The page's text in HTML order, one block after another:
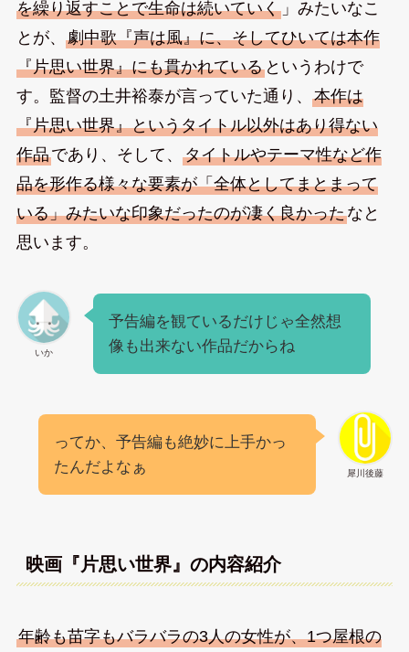
を繰り返すことで生命は続いていく」みたいなこ
とが、 劇中歌『声は風』に、そしてひいては本作
『片思い世界』にも貫かれているというわけで
す。監督の土井裕泰が言っていた通り、 本作は
『片思い世界』というタイトル以外はあり得ない
作品であり、そして、 タイトルやテーマ性など作
品を形作る様々な要素が「全体としてまとまって
いる」みたいな印象だったのが凄く良かったなと
思います。
いか
予告編を観ているだけじゃ全然想
像も出来ない作品だからね
犀川後藤
ってか、予告編も絶妙に上手かっ
たんだよなぁ
映画『片思い世界』の内容紹介
年齢も苗字もバラバラの3人の女性が、1つ屋根の